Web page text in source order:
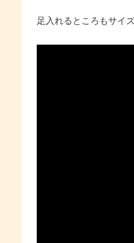
足入れるところもサイ